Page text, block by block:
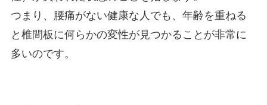
つまり、腰痛がない健康な人でも、年齢を重ねる
と椎間板に何らかの変性が見つかることが非常に
多いのです。